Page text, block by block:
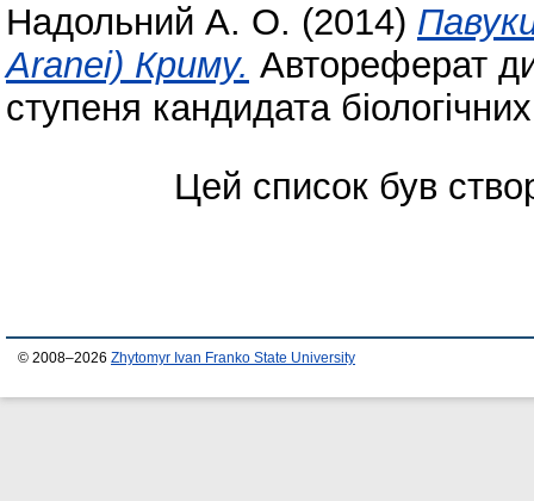
Надольний А. О. (2014)
Aranei) Криму. Автореферат
ступеня кандидата
Цей список був
© 2008–2026 Zhytomyr Ivan Franko State University